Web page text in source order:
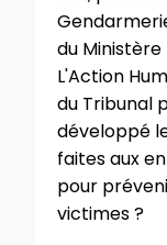
du Ministère
L'Action
du Tribunal
développé
faites aux
pour
victimes ?